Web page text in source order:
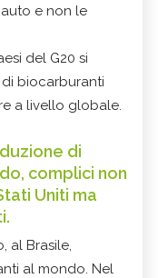
e non le
del G20 si
biocarburanti
a livello globale.
di
complici non
Uniti ma
al Brasile,
al mondo. Nel